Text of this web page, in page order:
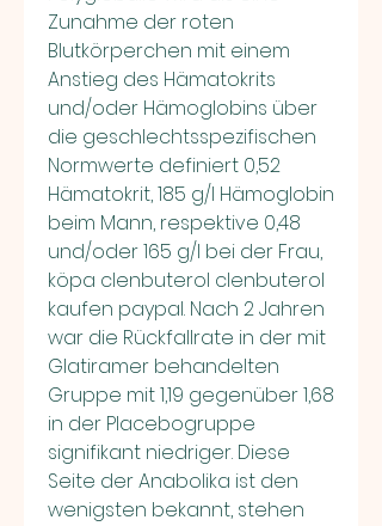
Zunahme der roten
Blutkörperchen mit einem
Anstieg des Hämatokrits
und/oder Hämoglobins über
die geschlechtsspezifischen
Normwerte definiert 0,52
Hämatokrit, 185 g/l Hämoglobin
beim Mann, respektive 0,48
und/oder 165 g/l bei der Frau,
köpa clenbuterol clenbuterol
kaufen paypal. Nach 2 Jahren
war die Rückfallrate in der mit
Glatiramer behandelten
Gruppe mit 1,19 gegenüber 1,68
in der Placebogruppe
signifikant niedriger. Diese
Seite der Anabolika ist den
wenigsten bekannt, stehen